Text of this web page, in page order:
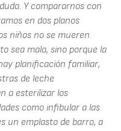
Y compararnos con
en dos planos
niños no se mueren
sea mala, sino porque la
planificación familiar,
de leche
a esterilizar los
como infibular a las
un emplasto de barro, a